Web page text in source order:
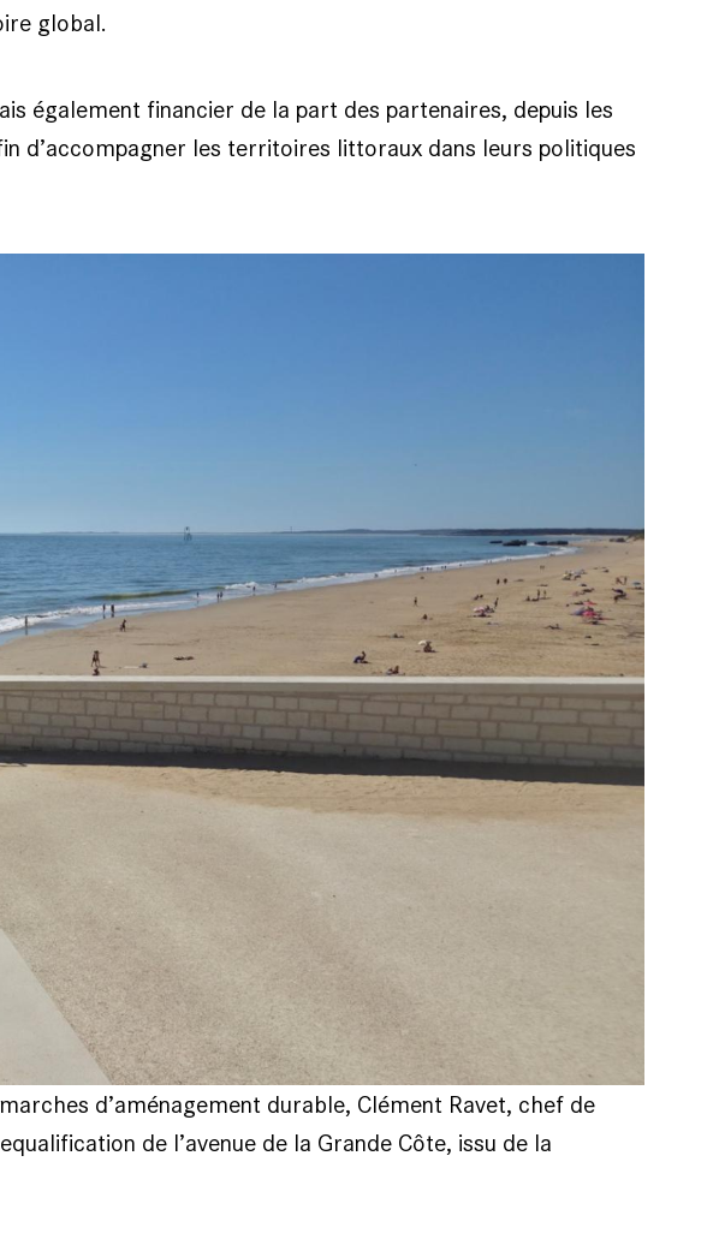
global.
également financier de la part des partenaires, depuis les
d’accompagner les territoires littoraux dans leurs politiques
d’aménagement durable, Clément Ravet, chef de
de l’avenue de la Grande Côte, issu de la